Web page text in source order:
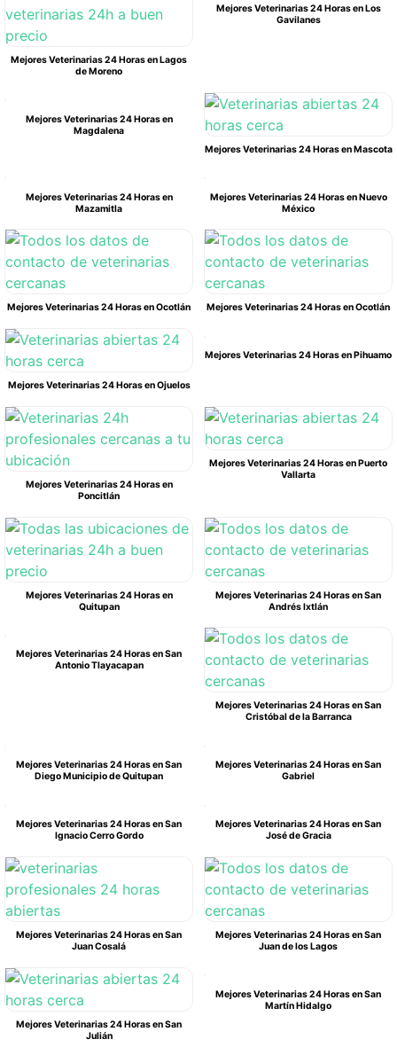
Mejores Veterinarias 24 Horas en Lagos
de Moreno
Mejores Veterinarias 24 Horas en Los
Gavilanes
Mejores Veterinarias 24 Horas en
Magdalena
Mejores Veterinarias 24 Horas en Mascota
Mejores Veterinarias 24 Horas en
Mazamitla
Mejores Veterinarias 24 Horas en Nuevo
México
Mejores Veterinarias 24 Horas en Ocotlán Mejores Veterinarias 24 Horas en Ocotlán
Mejores Veterinarias 24 Horas en Ojuelos
Mejores Veterinarias 24 Horas en Pihuamo
Mejores Veterinarias 24 Horas en
Poncitlán
Mejores Veterinarias 24 Horas en Puerto
Vallarta
Mejores Veterinarias 24 Horas en
Quitupan
Mejores Veterinarias 24 Horas en San
Andrés Ixtlán
Mejores Veterinarias 24 Horas en San
Antonio Tlayacapan
Mejores Veterinarias 24 Horas en San
Cristóbal de la Barranca
Mejores Veterinarias 24 Horas en San
Diego Municipio de Quitupan
Mejores Veterinarias 24 Horas en San
Gabriel
Mejores Veterinarias 24 Horas en San
Ignacio Cerro Gordo
Mejores Veterinarias 24 Horas en San
José de Gracia
Mejores Veterinarias 24 Horas en San
Juan Cosalá
Mejores Veterinarias 24 Horas en San
Juan de los Lagos
Mejores Veterinarias 24 Horas en San
Julián
Mejores Veterinarias 24 Horas en San
Martín Hidalgo